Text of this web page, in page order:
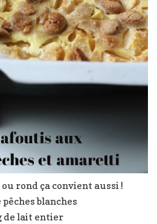
rond ça convient aussi !
pêches blanches
de lait entier